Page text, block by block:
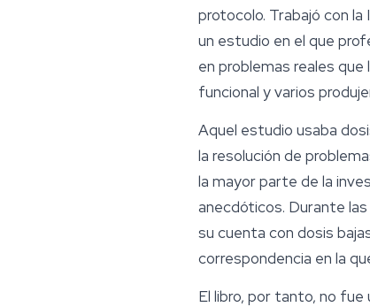
protocolo. Trabajó con
un estudio en el que
en problemas reales
funcional y varios
Aquel estudio usaba
la resolución de
la mayor parte de la
anecdóticos. Durante
su cuenta con dosis
correspondencia en la
El libro, por tanto, no fue